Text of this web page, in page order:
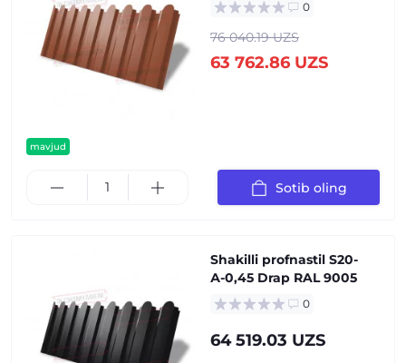
mavjud
0
76 040.19 UZS
63 762.86 UZS
Sotib oling
Shakilli profnastil S20-
А-0,45 Drap RAL 9005
0
64 519.03 UZS